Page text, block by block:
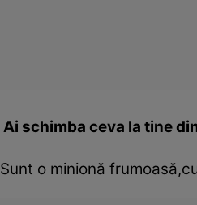
Ai schimba ceva la tine
Sunt o minionă